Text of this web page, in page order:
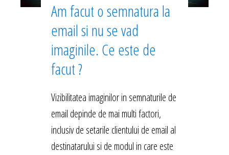
Am facut o semnatura la
email si nu se vad
imaginile. Ce este de
facut ?
Vizibilitatea imaginilor in semnaturile de
email depinde de mai multi factori,
inclusiv de setarile clientului de email al
destinatarului si de modul in care este